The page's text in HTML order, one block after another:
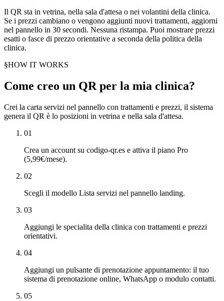
Il QR sta in vetrina, nella sala d'attesa o nei volantini della clinica.
Se i prezzi cambiano o vengono aggiunti nuovi trattamenti, aggiorni
nel pannello in 30 secondi. Nessuna ristampa. Puoi mostrare prezzi
esatti o fasce di prezzo orientative a seconda della politica della
clinica.
§HOW IT WORKS
Come creo un QR per la mia clinica?
Crei la carta servizi nel pannello con trattamenti e prezzi, il sistema
genera il QR è lo posizioni in vetrina e nella sala d'attesa.
01
Crea un account su codigo-qr.es e attiva il piano Pro
(5,99€/mese).
02
Scegli il modello Lista servizi nel pannello landing.
03
Aggiungi le specialita della clinica con trattamenti e prezzi
orientativi.
04
Aggiungi un pulsante di prenotazione appuntamento: il tuo
sistema di prenotazione online, WhatsApp o modulo contatti.
05